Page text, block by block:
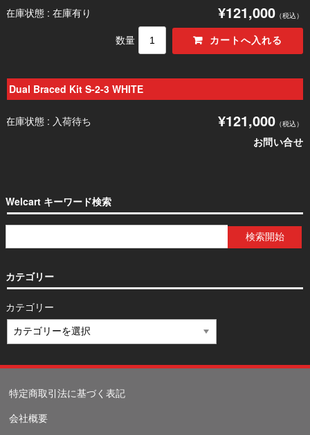
在庫状態 : 在庫有り ¥121,000 （税込）
数量
Dual Braced Kit S-2-3 WHITE
在庫状態 : 入荷待ち ¥121,000 （税込）
お問い合せ
Welcart キーワード検索
カテゴリー
カテゴリー
特定商取引法に基づく表記
会社概要